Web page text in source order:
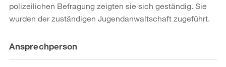
polizeilichen Befragung zeigten sie sich geständig. Sie
wurden der zuständigen Jugendanwaltschaft zugeführt.
Weitere
Informationen
Ansprechperson